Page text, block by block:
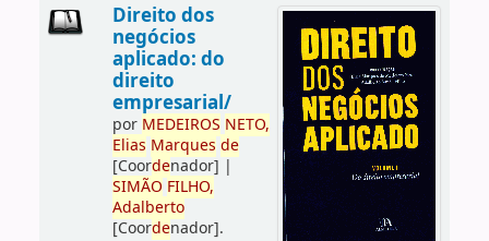
Direito dos
negócios
aplicado: do
direito
empresarial/
por MEDEIROS NETO,
Elias Marques de
[Coordenador] |
SIMÃO FILHO,
Adalberto
[Coordenador].